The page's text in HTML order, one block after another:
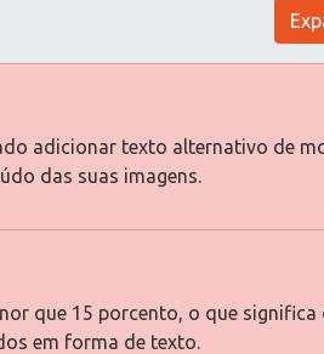
adicionar texto alternativo de
das suas imagens.
que 15 porcento, o que significa
em forma de texto.